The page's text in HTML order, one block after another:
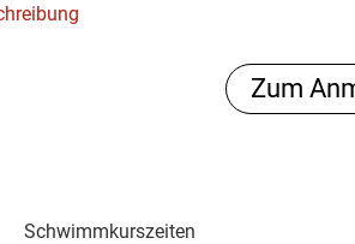
Zum
Schwimmkurszeiten